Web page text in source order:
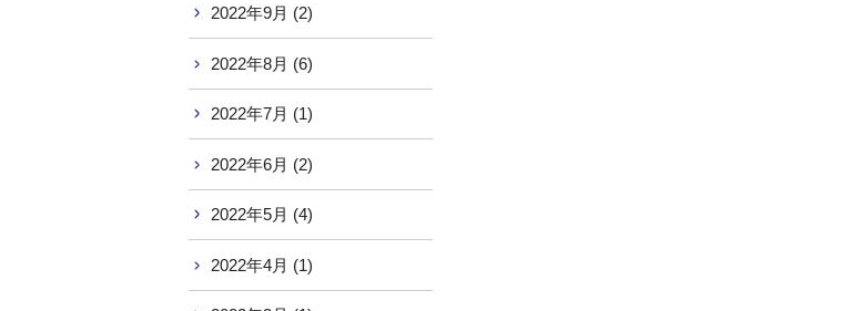
2022年9月 (2)
2022年8月 (6)
2022年7月 (1)
2022年6月 (2)
2022年5月 (4)
2022年4月 (1)